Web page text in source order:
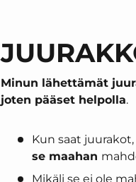
Minun lähettämät
joten pääset helpolla.
Kun saat
se maahan
Mikäli se ei ole